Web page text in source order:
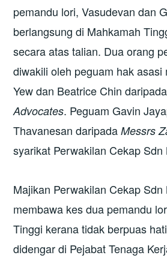
pemandu lori, Vasudevan dan
berlangsung di Mahkamah
secara atas talian. Dua orang
diwakili oleh peguam hak asasi
Yew dan Beatrice Chin
Advocates. Peguam Gavin
Thavanesan daripadaMessrs
syarikat Perwakilan Cekap Sdn
Majikan Perwakilan Cekap Sdn
membawa kes dua pemandu
Tinggi kerana tidak berpuas
didengar di Pejabat Tenaga